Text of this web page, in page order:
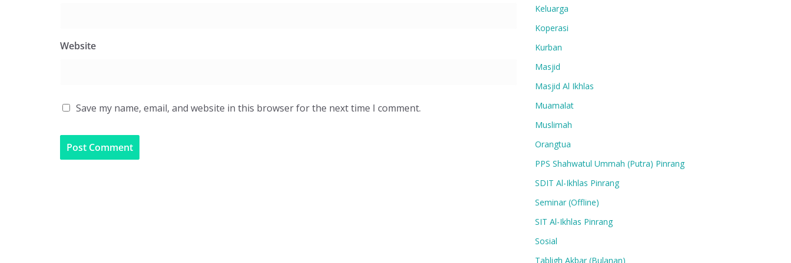
Website
Save my name, email, and website in this browser for the next time I comment.
Keluarga
Koperasi
Kurban
Masjid
Masjid Al Ikhlas
Muamalat
Muslimah
Orangtua
PPS Shahwatul Ummah (Putra) Pinrang
SDIT Al-Ikhlas Pinrang
Seminar (Offline)
SIT Al-Ikhlas Pinrang
Sosial
Tabligh Akbar (Bulanan)